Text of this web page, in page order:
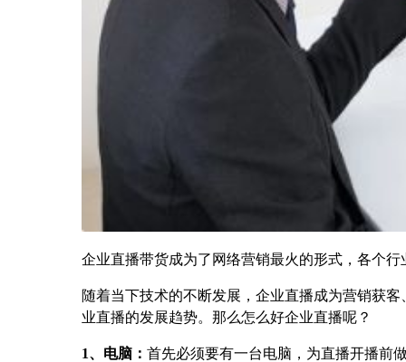
企业直播带货成为了网络营销最火的形式，各个
随着当下技术的不断发展，企业直播成为营销获
业直播的发展趋势。那么怎么好企业直播呢？
1、电脑： 首先必须要有一台电脑，为直播开播前